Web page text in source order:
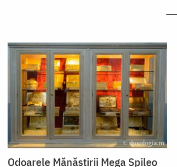
Odoarele Mănăstirii Mega Spileo